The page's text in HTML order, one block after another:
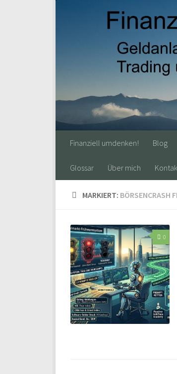
Finanziell umdenken! Blog
Glossar Über mich
MARKIERT: BÖRSENCRASH
0